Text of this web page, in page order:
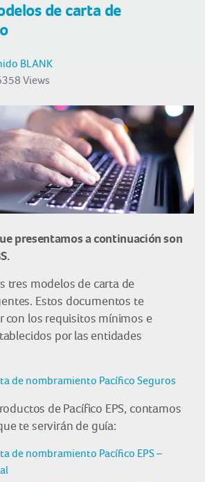
de carta de
BLANK
Views
presentamos a continuación son
tres modelos de carta de
Estos documentos te
con los requisitos mínimos e
por las entidades
de nombramiento Pacífico Seguros
de Pacífico EPS, contamos
te servirán de guía:
de nombramiento Pacífico EPS –